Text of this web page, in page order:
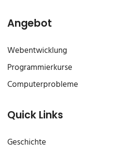
Angebot
Webentwicklung
Programmierkurse
Computerprobleme
Quick Links
Geschichte